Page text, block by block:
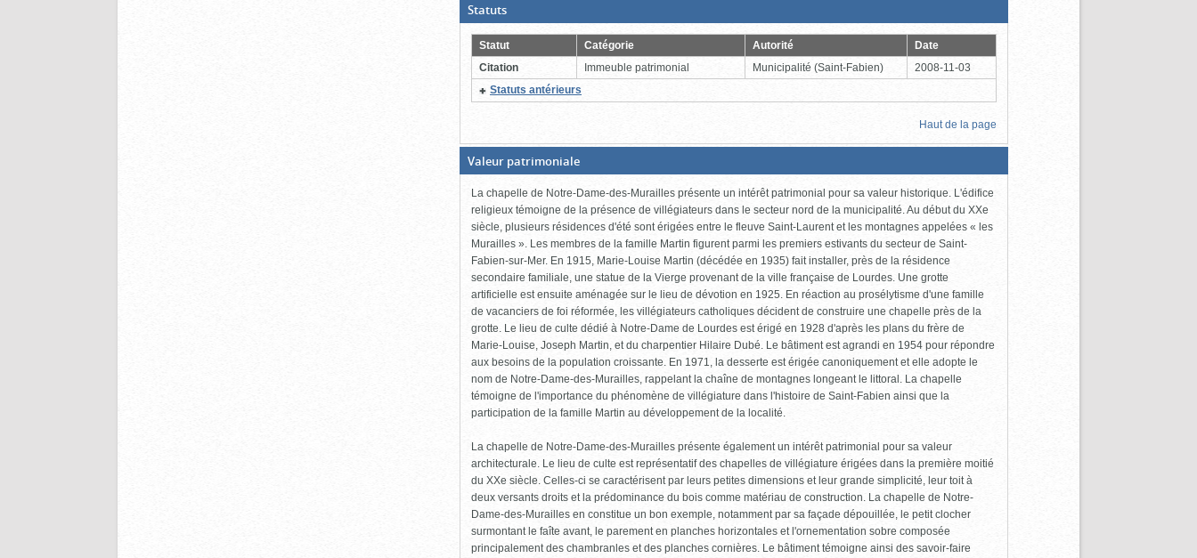
Statuts(Boite
ouverte,
cliquer
pour
fermer)
Statut Catégorie Autorité
Date
Citation
Immeuble patrimonial Municipalité (Saint-Fabien)
2008-11-03
Statuts antérieurs
pour
Haut de la page
Valeur patrimoniale(Boite
fermée,
cliquer
pour
ouvrir)
La chapelle de Notre-Dame-des-Murailles présente un intérêt patrimonial pour sa valeur historique. L'édifice
religieux témoigne de la présence de villégiateurs dans le secteur nord de la municipalité. Au début du XXe
siècle, plusieurs résidences d'été sont érigées entre le fleuve Saint-Laurent et les montagnes appelées « les
Murailles ». Les membres de la famille Martin figurent parmi les premiers estivants du secteur de Saint-
Fabien-sur-Mer. En 1915, Marie-Louise Martin (décédée en 1935) fait installer, près de la résidence
secondaire familiale, une statue de la Vierge provenant de la ville française de Lourdes. Une grotte
artificielle est ensuite aménagée sur le lieu de dévotion en 1925. En réaction au prosélytisme d'une famille
de vacanciers de foi réformée, les villégiateurs catholiques décident de construire une chapelle près de la
grotte. Le lieu de culte dédié à Notre-Dame de Lourdes est érigé en 1928 d'après les plans du frère de
Marie-Louise, Joseph Martin, et du charpentier Hilaire Dubé. Le bâtiment est agrandi en 1954 pour répondre
aux besoins de la population croissante. En 1971, la desserte est érigée canoniquement et elle adopte le
nom de Notre-Dame-des-Murailles, rappelant la chaîne de montagnes longeant le littoral. La chapelle
témoigne de l'importance du phénomène de villégiature dans l'histoire de Saint-Fabien ainsi que la
participation de la famille Martin au développement de la localité.
La chapelle de Notre-Dame-des-Murailles présente également un intérêt patrimonial pour sa valeur
architecturale. Le lieu de culte est représentatif des chapelles de villégiature érigées dans la première moitié
du XXe siècle. Celles-ci se caractérisent par leurs petites dimensions et leur grande simplicité, leur toit à
deux versants droits et la prédominance du bois comme matériau de construction. La chapelle de Notre-
Dame-des-Murailles en constitue un bon exemple, notamment par sa façade dépouillée, le petit clocher
surmontant le faîte avant, le parement en planches horizontales et l'ornementation sobre composée
principalement des chambranles et des planches cornières. Le bâtiment témoigne ainsi des savoir-faire